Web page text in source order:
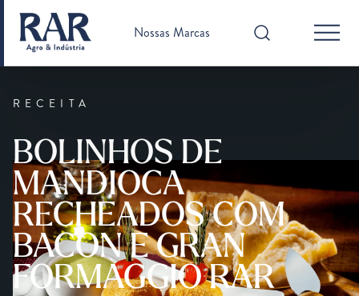
Nossas Marcas
RECEITA
BOLINHOS DE
MANDIOCA
RECHEADOS COM
BACON E GRAN
FORMAGGIO RAR